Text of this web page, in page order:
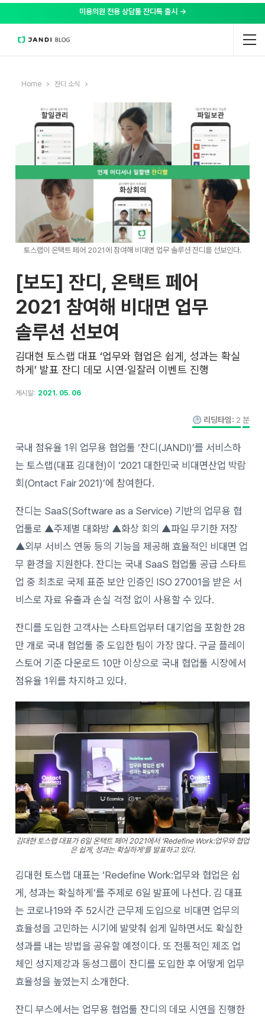
미용의원 전용 상담툴 잔디톡 출시 →
Home 잔디 소식
토스랩이 온택트 페어 2021에 참여해 비대면 업무 솔루션 잔디를 선보인다.
[보도] 잔디, 온택트 페어
2021 참여해 비대면 업무
솔루션 선보여
김대현 토스랩 대표 ‘업무와 협업은 쉽게, 성과는 확실
하게’ 발표 잔디 데모 시연∙일잘러 이벤트 진행
게시일: 2021. 05. 06
리딩타임: 2 분
국내 점유율 1위 업무용 협업툴 ‘잔디(JANDI)’를 서비스하
는 토스랩(대표 김대현)이 ‘2021 대한민국 비대면산업 박람
회(Ontact Fair 2021)’에 참여한다.
잔디는 SaaS(Software as a Service) 기반의 업무용 협
업툴로 ▲주제별 대화방 ▲화상 회의 ▲파일 무기한 저장
▲외부 서비스 연동 등의 기능을 제공해 효율적인 비대면 업
무 환경을 지원한다. 잔디는 국내 SaaS 협업툴 공급 스타트
업 중 최초로 국제 표준 보안 인증인 ISO 27001을 받은 서
비스로 자료 유출과 손실 걱정 없이 사용할 수 있다.
잔디를 도입한 고객사는 스타트업부터 대기업을 포함한 28
만 개로 국내 협업툴 중 도입한 팀이 가장 많다. 구글 플레이
스토어 기준 다운로드 10만 이상으로 국내 협업툴 시장에서
점유율 1위를 차지하고 있다.
김대현 토스랩 대표가 6일 온택트 페어 2021에서 ‘Redefine Work:업무와 협업
은 쉽게, 성과는 확실하게’를 발표하고 있다.
김대현 토스랩 대표는 ‘Redefine Work:업무와 협업은 쉽
게, 성과는 확실하게’를 주제로 6일 발표에 나선다. 김 대표
는 코로나19와 주 52시간 근무제 도입으로 비대면 업무의
효율성을 고민하는 시기에 발맞춰 쉽게 일하면서도 확실한
성과를 내는 방법을 공유할 예정이다. 또 전통적인 제조 업
체인 성지제강과 동성그룹이 잔디를 도입한 후 어떻게 업무
효율성을 높였는지 소개한다.
잔디 부스에서는 업무용 협업툴 잔디의 데모 시연을 진행한